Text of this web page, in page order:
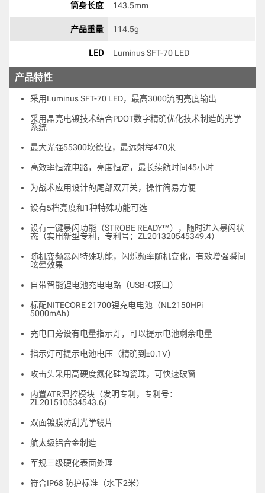
筒身长度 143.5mm
产品重量 114.5g
LED Luminus SFT-70 LED
产品特性
采用Luminus SFT-70 LED，最高3000流明亮度输出
采用晶亮电镀技术结合PDOT数字精确优化技术制造的光学
系统
最大光强55300坎德拉，最远射程470米
高效率恒流电路，亮度恒定，最长续航时间45小时
为战术应用设计的尾部双开关，操作简易方便
设有5档亮度和1种特殊功能可选
设有一键暴闪功能（STROBE READY™），随时进入暴闪状
态（实用新型专利，专利号：ZL201320545349.4）
随机变频暴闪特殊功能，闪烁频率随机变化，有效增强瞬间
眩晕效果
自带智能锂电池充电电路（USB-C接口）
标配NITECORE 21700锂充电电池（NL2150HPi
5000mAh）
充电口旁设有电量指示灯，可以提示电池剩余电量
指示灯可提示电池电压（精确到±0.1V）
攻击头采用高硬度氮化硅陶瓷珠，可快速破窗
内置ATR温控模块（发明专利，专利号：
ZL201510534543.6）
双面镀膜防刮光学镜片
航太级铝合金制造
军规三级硬化表面处理
符合IP68 防护标准（水下2米）